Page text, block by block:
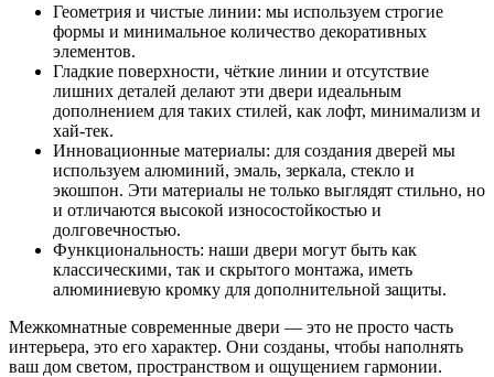
Геометрия и чистые линии: мы используем строгие
формы и минимальное количество декоративных
элементов.
Гладкие поверхности, чёткие линии и отсутствие
лишних деталей делают эти двери идеальным
дополнением для таких стилей, как лофт, минимализм и
хай-тек.
Инновационные материалы: для создания дверей мы
используем алюминий, эмаль, зеркала, стекло и
экошпон. Эти материалы не только выглядят стильно, но
и отличаются высокой износостойкостью и
долговечностью.
Функциональность: наши двери могут быть как
классическими, так и скрытого монтажа, иметь
алюминиевую кромку для дополнительной защиты.
Межкомнатные современные двери — это не просто часть
интерьера, это его характер. Они созданы, чтобы наполнять
ваш дом светом, пространством и ощущением гармонии.